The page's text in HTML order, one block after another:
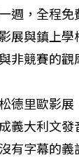
週，全程
展與鎮上
非競賽的觀
德里歐影
義大利文
有字幕的